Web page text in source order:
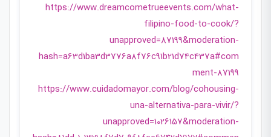
https://www.dreamcometrueevents.com/what-
filipino-food-to-cook/?
unapproved=87199&moderation-
hash=a63d1ba3d3776a8f76c91b21d74c437a#com
ment-87199
https://www.cuidadomayor.com/blog/cohousing-
una-alternativa-para-vivir/?
unapproved=1026157&moderation-